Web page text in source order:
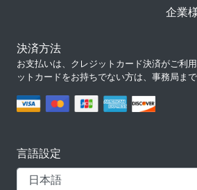
企業
決済方法
お支払いは、クレジットカード決済がご利
ットカードをお持ちでない方は、事務局まで
言語設定